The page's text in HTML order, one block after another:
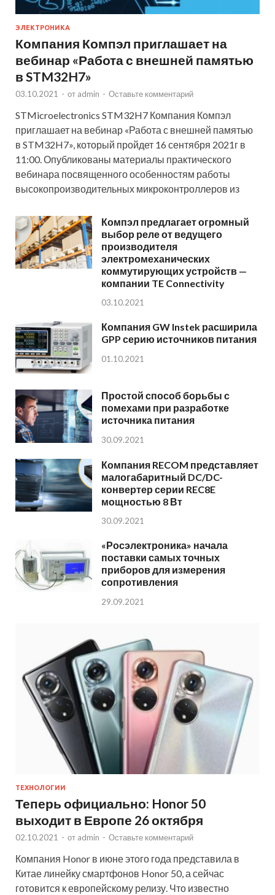
ЭЛЕКТРОНИКА
Компания Компэл приглашает на
вебинар «Работа с внешней памятью
в STM32H7»
03.10.2021 - от admin - Оставьте комментарий
STMicroelectronics STM32H7 Компания Компэл
приглашает на вебинар «Работа с внешней памятью
в STM32H7», который пройдет 16 сентября 2021г в
11:00. Опубликованы материалы практического
вебинара посвященного особенностям работы
высокопроизводительных микроконтроллеров из
Компэл предлагает огромный
выбор реле от ведущего
производителя
электромеханических
коммутирующих устройств —
компании TE Connectivity
03.10.2021
Компания GW Instek расширила
GPP серию источников питания
01.10.2021
Простой способ борьбы с
помехами при разработке
источника питания
30.09.2021
Компания RECOM представляет
малогабаритный DC/DC-
конвертер серии REC8E
мощностью 8 Вт
30.09.2021
«Росэлектроника» начала
поставки самых точных
приборов для измерения
сопротивления
29.09.2021
ТЕХНОЛОГИИ
Теперь официально: Honor 50
выходит в Европе 26 октября
02.10.2021 - от admin - Оставьте комментарий
Компания Honor в июне этого года представила в
Китае линейку смартфонов Honor 50, а сейчас
готовится к европейскому релизу. Что известно